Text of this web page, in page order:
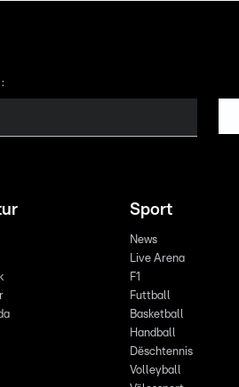
Sport
News
Live Arena
F1
Futtball
Basketball
Handball
Dëschtennis
Volleyball